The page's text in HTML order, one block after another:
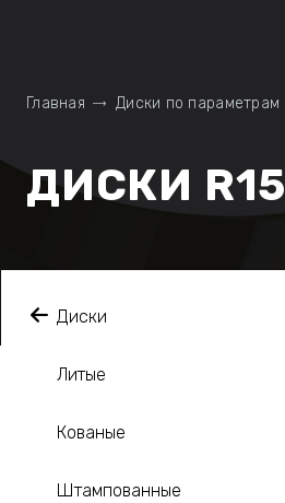
Главная Диски по параметрам
ДИСКИ R15
Диски
Литые
Кованые
Штампованные